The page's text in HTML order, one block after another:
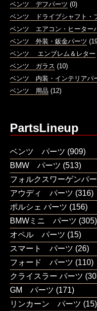
ベンツ デフパーツ (0)
ベンツ ドライブシャフト・
ベンツ エアコン・ヒーター
ベンツ 外装・鈑金パーツ
ベンツ エンブレム＆レター
ベンツ ガラス (10)
ベンツ 内装・インテリアパ
ベンツ 用品 (12)
PartsLineup
ベンツ パーツ (909)
BMW パーツ (513)
フォルクスワーゲンパ
アウディ パーツ (316)
ポルシェ パーツ (156)
BMWミニ パーツ (305)
オペル パーツ (15)
スマート パーツ (26)
フォード パーツ (110)
クライスラー パーツ
GM パーツ (171)
リンカーン パーツ (15)